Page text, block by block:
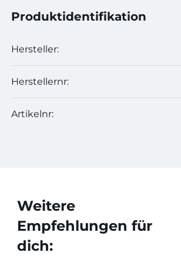
Produktidentifikation
Hersteller:
Herstellernr:
Artikelnr:
Weitere
Empfehlungen für
dich: